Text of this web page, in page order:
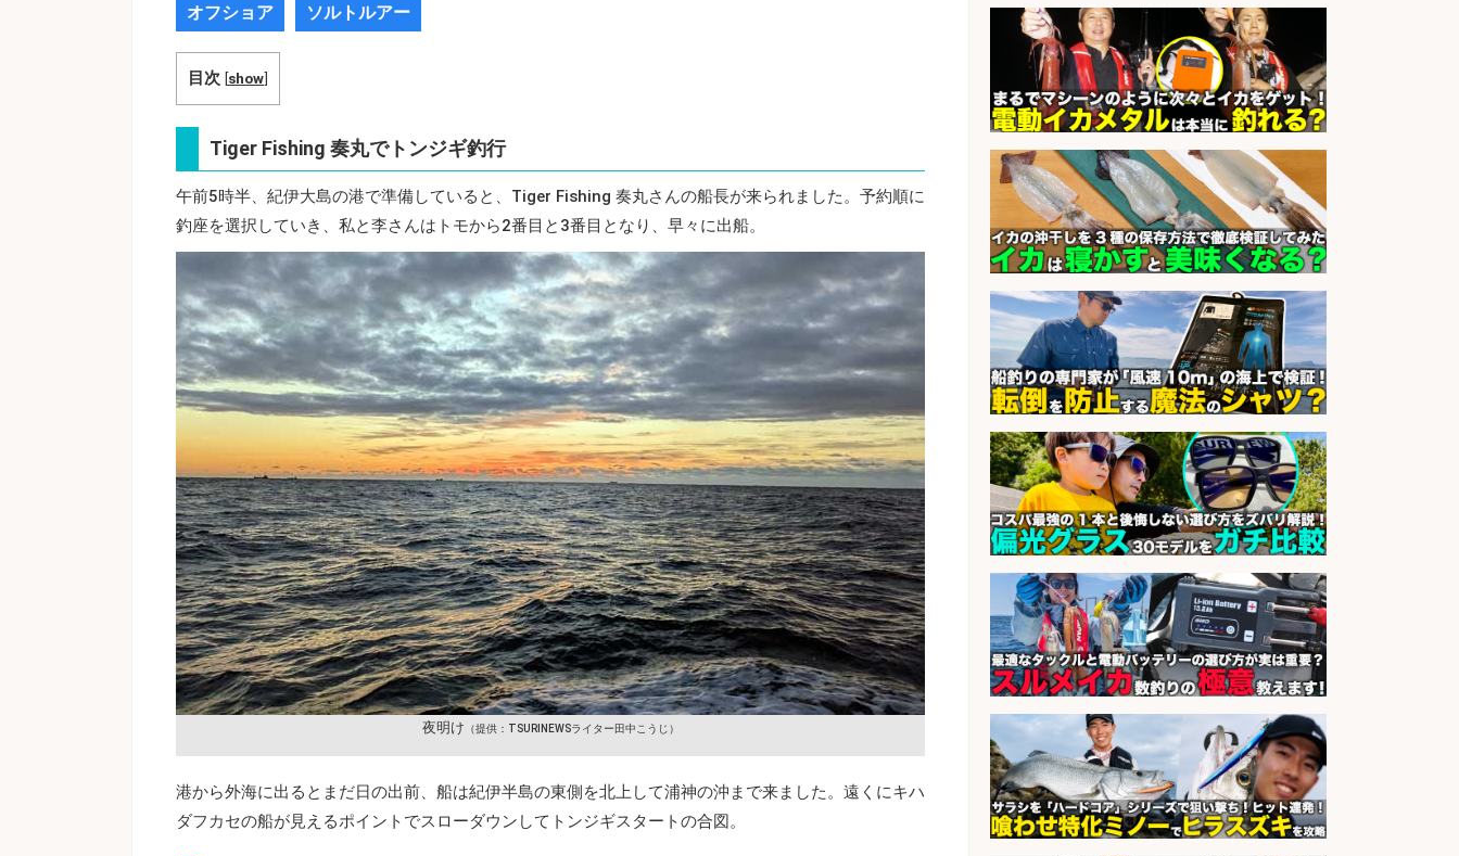
オフショア ソルトルアー
目次 [show]
Tiger Fishing 奏丸でトンジギ釣行
午前5時半、紀伊大島の港で準備していると、Tiger Fishing 奏丸さんの船長が来られました。予約順に
釣座を選択していき、私と李さんはトモから2番目と3番目となり、早々に出船。
夜明け （提供：TSURINEWSライター田中こうじ）
港から外海に出るとまだ日の出前、船は紀伊半島の東側を北上して浦神の沖まで来ました。遠くにキハ
ダフカセの船が見えるポイントでスローダウンしてトンジギスタートの合図。
販売スタッフ/週払いOK!札幌市厚別
区のスーパーで鮮魚のパック詰め・
ラベル貼り・品出し/交通費支給/未
経験歓迎/マイカー通勤OK/魚好き歓
迎
会社名 株式会社シグマスタッフ
sponsored by 求人ボックス
日払いOKで即日収入/飲食・フード
その他/「神戸市灘区」 自転車/王子
公園駅徒歩4分のスーパーでお魚の
加工やお刺身の盛り付け/日払いOK/
未経験歓迎のシフト制日勤&バイク
会社名
パーソルファクトリーパートナ
ーズ株式会社
sponsored by 求人ボックス
レジカウンター/お釣りの計算不要
の簡単レジ 未経験も安心の研修あり
1日2h
会社名 オーケー株式会社
sponsored by 求人ボックス
キッチンスタッフ/広島県/急募 スー
パーの鮮魚コーナーで魚のカットや
パック詰め/重量物なし/定着率抜群
会社名 株式会社ホットスタッフ廿日市